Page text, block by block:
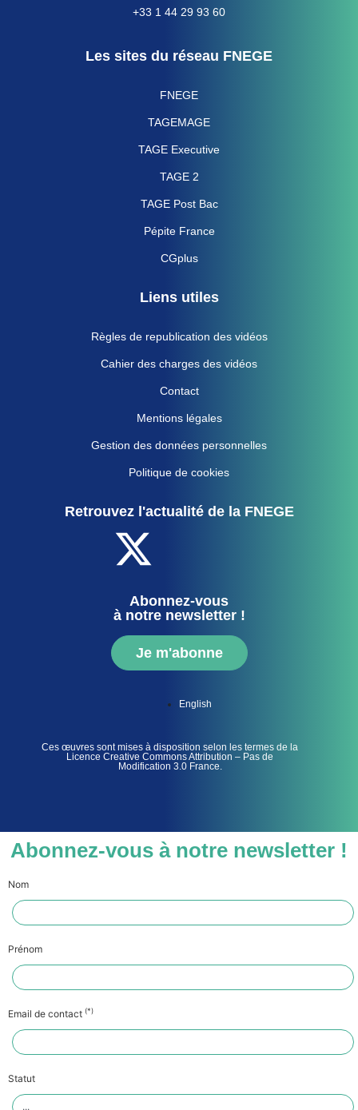
+33 1 44 29 93 60
Les sites du réseau FNEGE
FNEGE
TAGEMAGE
TAGE Executive
TAGE 2
TAGE Post Bac
Pépite France
CGplus
Liens utiles
Règles de republication des vidéos
Cahier des charges des vidéos
Contact
Mentions légales
Gestion des données personnelles
Politique de cookies
Retrouvez l'actualité de la FNEGE
Abonnez-vous
à notre newsletter !
Je m'abonne
English
Ces œuvres sont mises à disposition selon les termes de la
Licence Creative Commons Attribution – Pas de
Modification 3.0 France.
Abonnez-vous à notre newsletter !
Nom
Prénom
Email de contact (*)
Statut